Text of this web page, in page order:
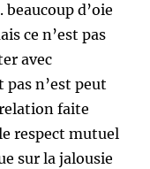
d’oie
ce n’est pas
avec
pas n’est peut
faite
respect mutuel
sur la jalousie